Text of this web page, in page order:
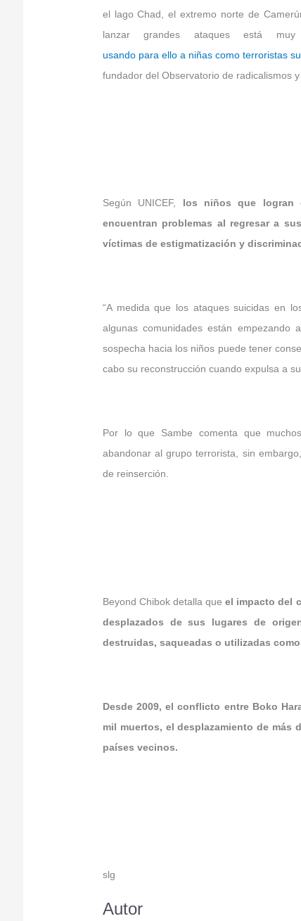
el lago Chad, el extremo norte de
lanzar grandes ataques está
usando para ello a niñas como terroristas
fundador del Observatorio de radicalismos
Según UNICEF, los niños que logran
encuentran problemas al regresar a
víctimas de estigmatización y
“A medida que los ataques suicidas en
algunas comunidades están
sospecha hacia los niños puede tener
cabo su reconstrucción cuando expulsa a
Por lo que Sambe comenta que
abandonar al grupo terrorista, sin
de reinserción.
Beyond Chibok detalla queel impacto del
desplazados de sus lugares de
destruidas, saqueadas o utilizadas
Desde 2009, el conflicto entre Boko
mil muertos, el desplazamiento de más
países vecinos.
slg
Autor